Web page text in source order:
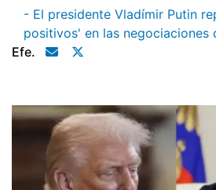
- El presidente Vladímir Putin
positivos' en las negociaciones
Efe.